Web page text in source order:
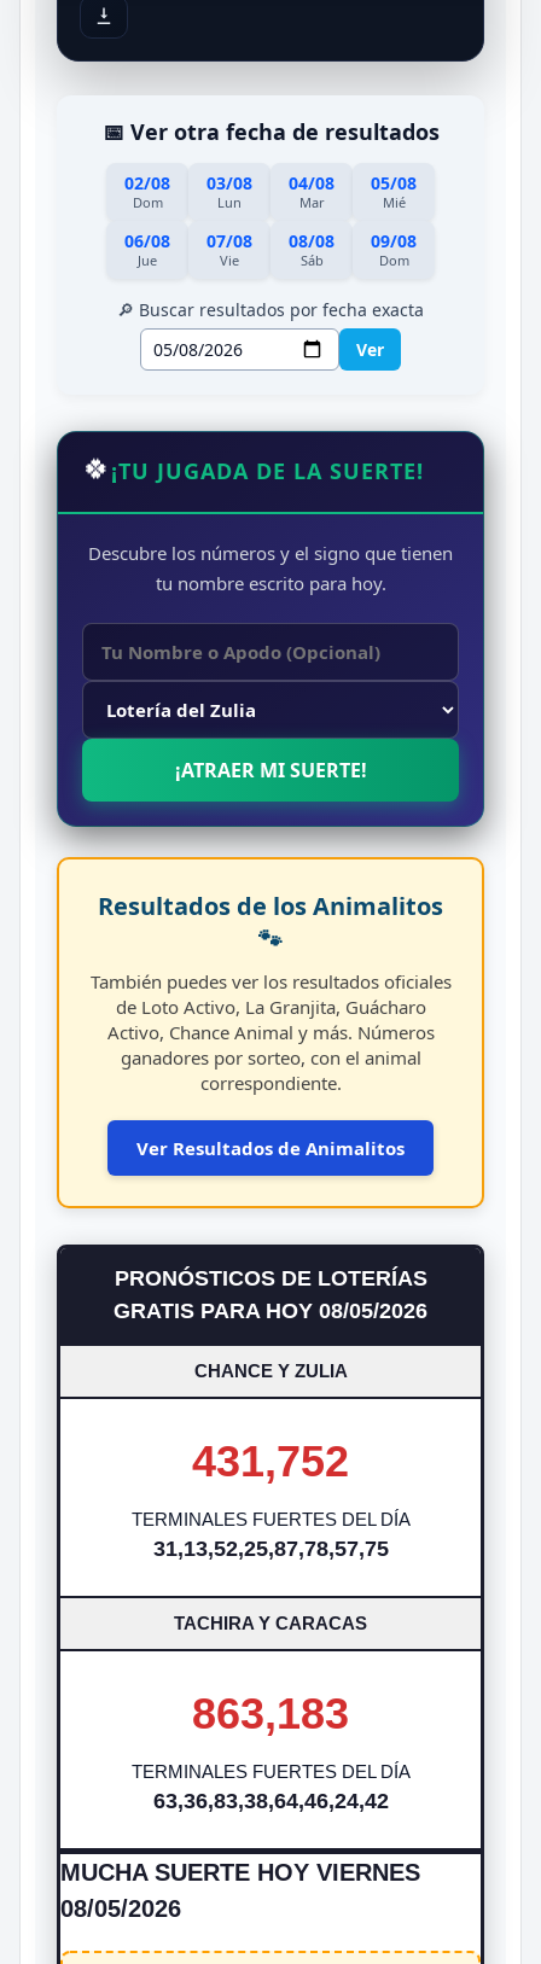
📅 Ver otra fecha de resultados
02/08
Dom
03/08
Lun
04/08
Mar
05/08
Mié
06/08
Jue
07/08
Vie
08/08
Sáb
09/08
Dom
🔎 Buscar resultados por fecha exacta
Ver
🍀 ¡TU JUGADA DE LA SUERTE!
Descubre los números y el signo que tienen
tu nombre escrito para hoy.
¡ATRAER MI SUERTE!
Resultados de los Animalitos
🐾
También puedes ver los resultados oficiales
de Loto Activo, La Granjita, Guácharo
Activo, Chance Animal y más. Números
ganadores por sorteo, con el animal
correspondiente.
Ver Resultados de Animalitos
PRONÓSTICOS DE LOTERÍAS
GRATIS PARA HOY 08/05/2026
CHANCE Y ZULIA
431,752
TERMINALES FUERTES DEL DÍA
31,13,52,25,87,78,57,75
TACHIRA Y CARACAS
863,183
TERMINALES FUERTES DEL DÍA
63,36,83,38,64,46,24,42
MUCHA SUERTE HOY VIERNES
08/05/2026